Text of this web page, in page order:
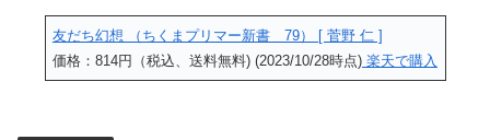
友だち幻想 （ちくまプリマー新書 79） [ 菅野 仁 ]
価格：814円（税込、送料無料) (2023/10/28時点)楽天で購入